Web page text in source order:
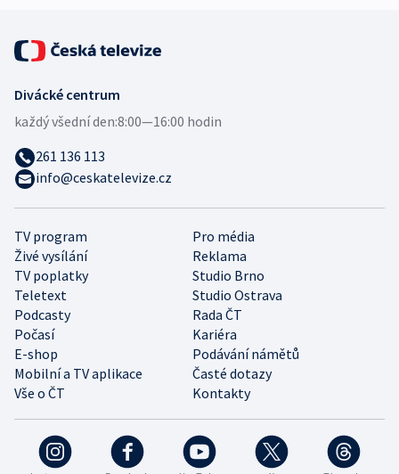
TV program
Pro média
Živé vysílání
Reklama
TV poplatky
Studio Brno
Teletext
Studio Ostrava
Podcasty
Rada ČT
Počasí
Kariéra
E-shop
Podávání námětů
Mobilní a TV aplikace
Časté dotazy
Vše o ČT
Kontakty
Divácké centrum
každý všední den:8:00—16:00 hodin
261 136 113
info@ceskatelevize.cz